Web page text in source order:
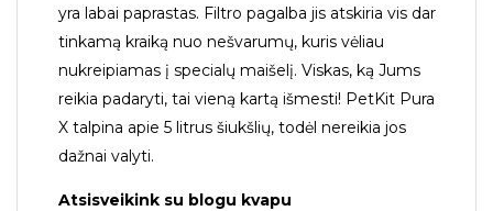
yra labai paprastas. Filtro pagalba jis atskiria vis dar
tinkamą kraiką nuo nešvarumų, kuris vėliau
nukreipiamas į specialų maišelį. Viskas, ką Jums
reikia padaryti, tai vieną kartą išmesti! PetKit Pura
X talpina apie 5 litrus šiukšlių, todėl nereikia jos
dažnai valyti.
Atsisveikink su blogu kvapu